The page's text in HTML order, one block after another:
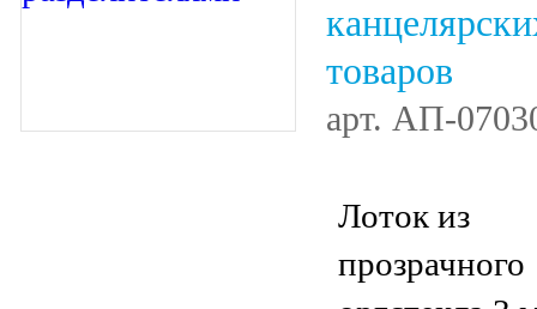
товаров
арт. АП-
Лоток из
прозрачного